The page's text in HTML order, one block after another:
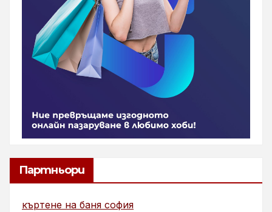
Партньори
къртене на баня софия